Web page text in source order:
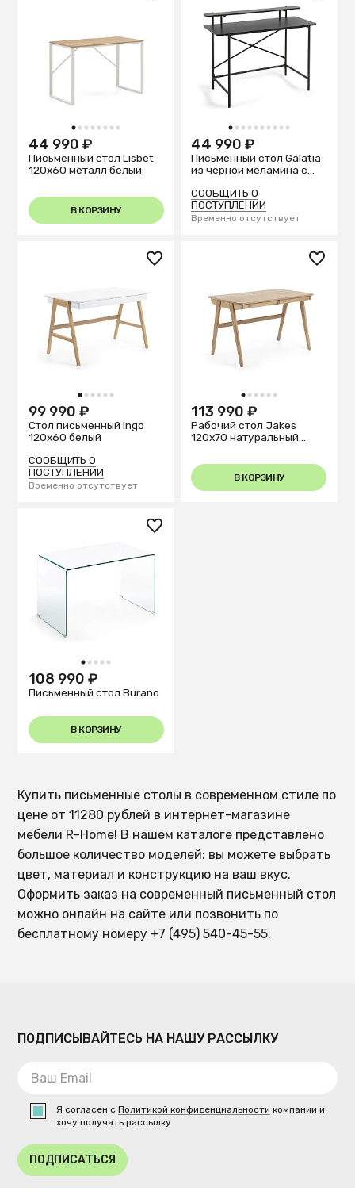
1 2 3 4 5 6 7 8
44 990 ₽
Письменный стол Lisbet
120x60 металл белый
В КОРЗИНУ
1 2 3 4 5 6 7 8 9 10
44 990 ₽
Письменный стол Galatia
из черной меламина с
ножками в черной
отделке 120 x 60 см
СООБЩИТЬ О
ПОСТУПЛЕНИИ
Временно отсутствует
1 2 3 4 5 6
99 990 ₽
Стол письменный Ingo
120x60 белый
СООБЩИТЬ О
ПОСТУПЛЕНИИ
Временно отсутствует
1 2 3 4 5 6
113 990 ₽
Рабочий стол Jakes
120x70 натуральный
В КОРЗИНУ
1 2 3 4 5
108 990 ₽
Письменный стол Burano
В КОРЗИНУ
Купить письменные столы в современном стиле по
цене от 11280 рублей в интернет-магазине
мебели R-Home! В нашем каталоге представлено
большое количество моделей: вы можете выбрать
цвет, материал и конструкцию на ваш вкус.
Оформить заказ на современный письменный стол
можно онлайн на сайте или позвонить по
бесплатному номеру +7 (495) 540-45-55.
ПОДПИСЫВАЙТЕСЬ НА НАШУ РАССЫЛКУ
Я согласен сПолитикой конфиденциальности компании и
хочу получать рассылку
ПОДПИСАТЬСЯ